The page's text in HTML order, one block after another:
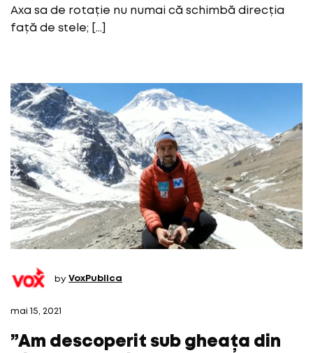
Axa sa de rotație nu numai că schimbă direcția
față de stele; […]
by VoxPublica
mai 15, 2021
”Am descoperit sub gheața din